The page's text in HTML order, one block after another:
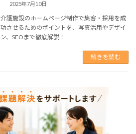
2025年7月10日
介護施設のホームページ制作で集客・採用を成
功させるためのポイントを、写真活用やデザイ
ン、SEOまで徹底解説！
続きを読む